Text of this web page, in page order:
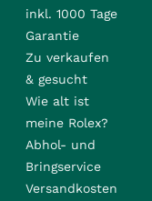
inkl. 1000 Tage
Garantie
Zu verkaufen
& gesucht
Wie alt ist
meine Rolex?
Abhol- und
Bringservice
Versandkosten